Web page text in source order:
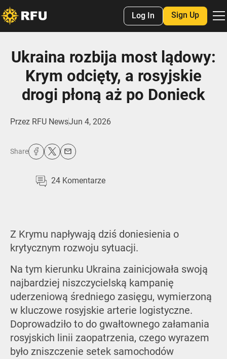
Log In Sign Up
Ukraina rozbija most lądowy:
Krym odcięty, a rosyjskie
drogi płoną aż po Donieck
Przez RFU NewsJun 4, 2026
Share
24 Komentarze
Z Krymu napływają dziś doniesienia o
krytycznym rozwoju sytuacji.
Na tym kierunku Ukraina zainicjowała swoją
najbardziej niszczycielską kampanię
uderzeniową średniego zasięgu, wymierzoną
w kluczowe rosyjskie arterie logistyczne.
Doprowadziło to do gwałtownego załamania
rosyjskich linii zaopatrzenia, czego wyrazem
było zniszczenie setek samochodów